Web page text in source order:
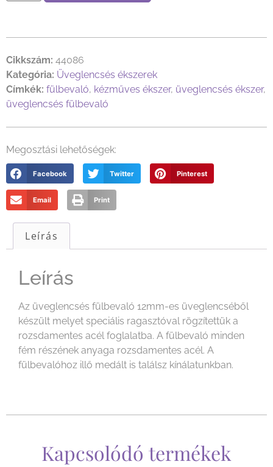
Cikkszám: 44086
Kategória: Üveglencsés ékszerek
Címkék: fülbevaló, kézműves ékszer, üveglencsés ékszer,
üveglencsés fülbevaló
Megosztási lehetőségek:
Facebook Twitter Pinterest
Email Print
Leírás
Leírás
Az üveglencsés fülbevaló 12mm-es üveglencséből
készült melyet speciális ragasztóval rögzítettük a
rozsdamentes acél foglalatba. A fülbevaló minden
fém részének anyaga rozsdamentes acél. A
fülbevalóhoz illő medált is találsz kínálatunkban.
Kapcsolódó termékek